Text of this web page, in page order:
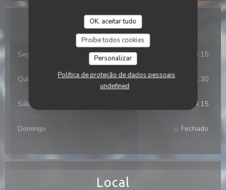
OK, aceitar tudo
Proíbe todos cookies
Personalizar
Política de proteção de dados pessoais
undefined
Horário de abertura
Seg 11:45 - 14:15
Qui 11:45 - 14:15 • 19:30 - 21:30
Sábado 11:45 - 14:15
Domingo Fechado
Local